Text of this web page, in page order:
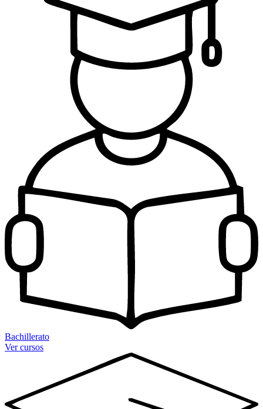
Bachillerato
Ver cursos